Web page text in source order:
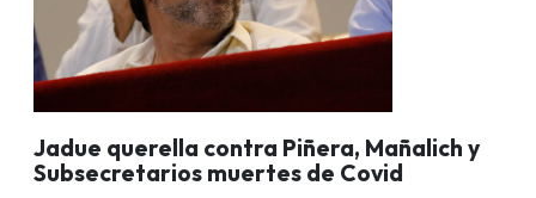
Jadue querella contra Piñera, Mañalich y
Subsecretarios muertes de Covid